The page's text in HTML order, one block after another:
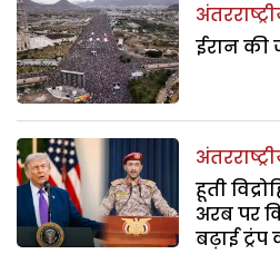
ईरान की
हूती
अरब पर
बढ़ाई